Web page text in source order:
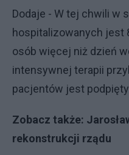
Dodaje - W tej chwili w
hospitalizowanych jest
osób więcej niż dzień
intensywnej terapii
pacjentów jest
Zobacz także:
rekonstrukcji rządu